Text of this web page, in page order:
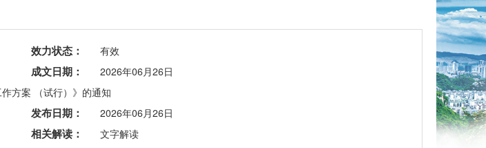
效力状态： 有效
成文日期： 2026年06月26日
方案 （试行）》的通知
发布日期： 2026年06月26日
相关解读： 文字解读